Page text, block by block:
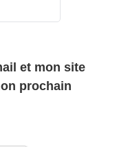
et mon site
prochain